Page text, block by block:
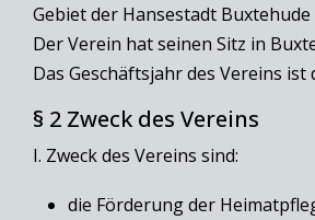
Gebiet der Hansestadt
Der Verein hat seinen Sitz in
Das Geschäftsjahr des Vereins ist
§ 2 Zweck des Vereins
I. Zweck des Vereins sind:
die Förderung der